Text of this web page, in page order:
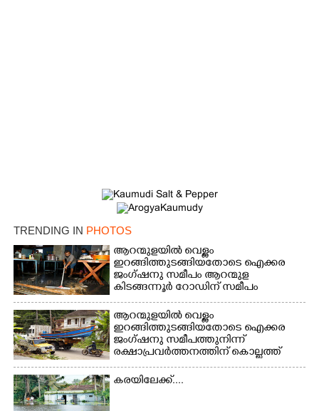
TRENDING IN PHOTOS
ആറന്മുളയിൽ വെള്ളം
ഇറങ്ങിത്തുടങ്ങിയതോടെ ഐക്കര
ജംഗ്ഷനു സമീപം ആറന്മുള
കിടങ്ങന്നൂർ റോഡിന് സമീപം
പ്രവർത്തിക്കു ആറന്മുള തട്ടുകട
കഴുകി വൃത്തിയാക്കുന്നു.
ആറന്മുളയിൽ വെള്ളം
ഇറങ്ങിത്തുടങ്ങിയതോടെ ഐക്കര
ജംഗ്ഷനു സമീപത്തുനിന്ന്
രക്ഷാപ്രവർത്തനത്തിന് കൊല്ലത്ത്
നിന്ന് എത്തിയ ബോട്ടുകൾ
തിരികെക്കൊണ്ടുപോകുന്നു.
കരയിലേക്ക്....